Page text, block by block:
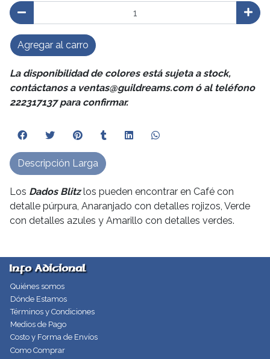
Agregar al carro
La disponibilidad de colores está sujeta a stock,
contáctanos a ventas@guildreams.com ó al teléfono
222317137 para confirmar.
Los Dados Blitzlos pueden encontrar en Café con
detalle púrpura, Anaranjado con detalles rojizos, Verde
con detalles azules y Amarillo con detalles verdes.
Descripción Larga
Info Adicional
Quiénes somos
Dónde Estamos
Términos y Condiciones
Medios de Pago
Costo y Forma de Envíos
Como Comprar